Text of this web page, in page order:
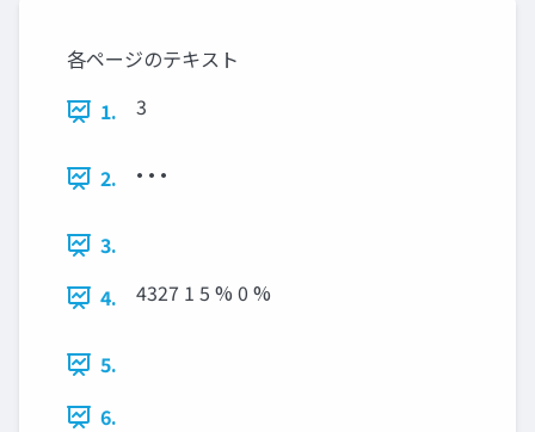
各ページのテキスト
1.
3
2. • • •
3.
4.
4327 1 5 % 0 %
5.
6.